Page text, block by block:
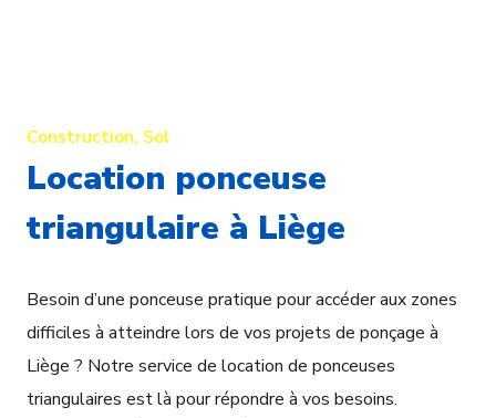
Construction, Sol
Location ponceuse
triangulaire à Liège
Besoin d’une ponceuse pratique pour accéder aux zones
difficiles à atteindre lors de vos projets de ponçage à
Liège ? Notre service de location de ponceuses
triangulaires est là pour répondre à vos besoins.